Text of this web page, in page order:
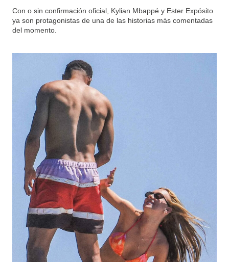
Con o sin confirmación oficial, Kylian Mbappé y Ester Expósito
ya son protagonistas de una de las historias más comentadas
del momento.